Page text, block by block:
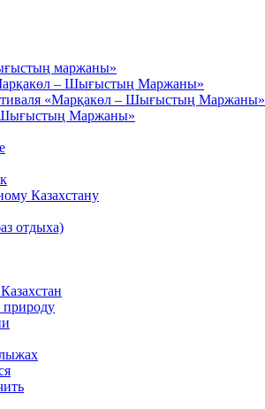
маржаны»
– Шығыстың Маржаны»
«Марқакөл – Шығыстың Маржаны»
Шығыстың Маржаны»
Казахстану
отдыха)
природу